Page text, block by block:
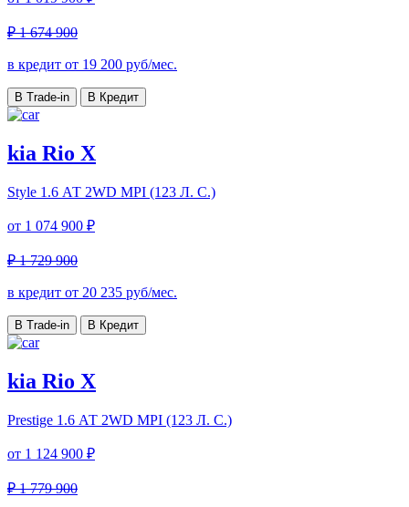
₽ 1 674 900
в кредит от 19 200 руб/мес.
В Trade-in В Кредит
kia Rio X
Style 1.6 АТ 2WD MPI (123 Л. C.)
от 1 074 900 ₽
₽ 1 729 900
в кредит от 20 235 руб/мес.
В Trade-in В Кредит
kia Rio X
Prestige 1.6 АТ 2WD MPI (123 Л. C.)
от 1 124 900 ₽
₽ 1 779 900